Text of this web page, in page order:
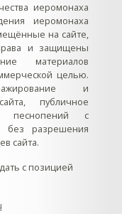
иеромонаха
иеромонаха
на сайте,
и защищены
материалов
целью.
и
публичное
песнопений с
без разрешения
сайта.
с позицией